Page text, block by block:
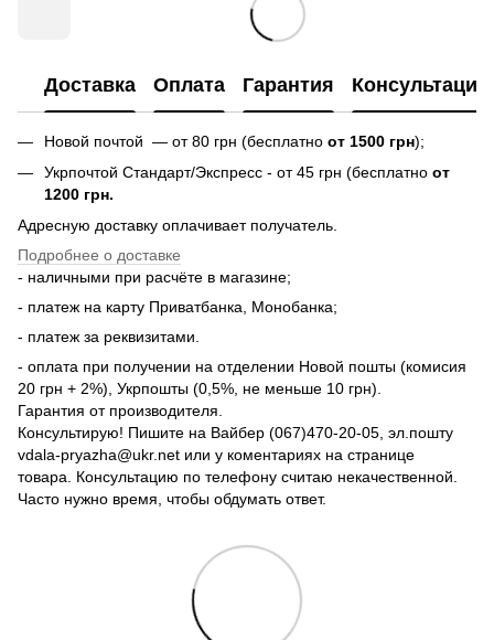
Доставка Оплата Гарантия Консультация
Новой почтой — от 80 грн (бесплатно от 1500 грн);
Укрпочтой Стандарт/Экспресс - от 45 грн (бесплатно от
1200 грн.
Адресную доставку оплачивает получатель.
Подробнее о доставке
- наличными при расчёте в магазине;
- платеж на карту Приватбанка, Монобанка;
- платеж за реквизитами.
- оплата при получении на отделении Новой пошты (комисия
20 грн + 2%), Укрпошты (0,5%, не меньше 10 грн).
Гарантия от производителя.
Консультирую! Пишите на Вайбер (067)470-20-05, эл.пошту
vdala-pryazha@ukr.net или у коментариях на странице
товара. Консультацию по телефону считаю некачественной.
Часто нужно время, чтобы обдумать ответ.